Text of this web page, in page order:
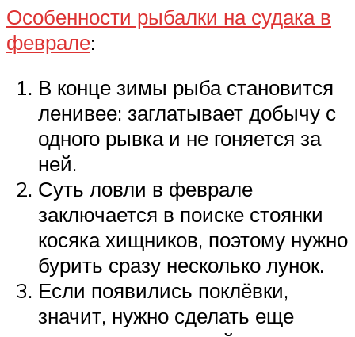
Особенности рыбалки на судака в
феврале:
В конце зимы рыба становится
ленивее: заглатывает добычу с
одного рывка и не гоняется за
ней.
Суть ловли в феврале
заключается в поиске стоянки
косяка хищников, поэтому нужно
бурить сразу несколько лунок.
Если появились поклёвки,
значит, нужно сделать еще